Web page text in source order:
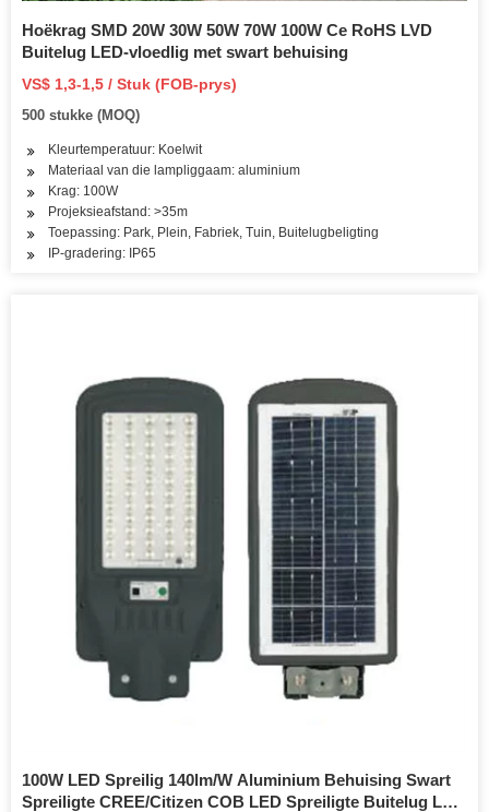
Hoëkrag SMD 20W 30W 50W 70W 100W Ce RoHS LVD
Buitelug LED-vloedlig met swart behuising
VS$ 1,3-1,5 / Stuk (FOB-prys)
500 stukke (MOQ)
Kleurtemperatuur: Koelwit
Materiaal van die lampliggaam: aluminium
Krag: 100W
Projeksieafstand: >35m
Toepassing: Park, Plein, Fabriek, Tuin, Buitelugbeligting
IP-gradering: IP65
100W LED Spreilig 140lm/W Aluminium Behuising Swart
Spreiligte CREE/Citizen COB LED Spreiligte Buitelug LED